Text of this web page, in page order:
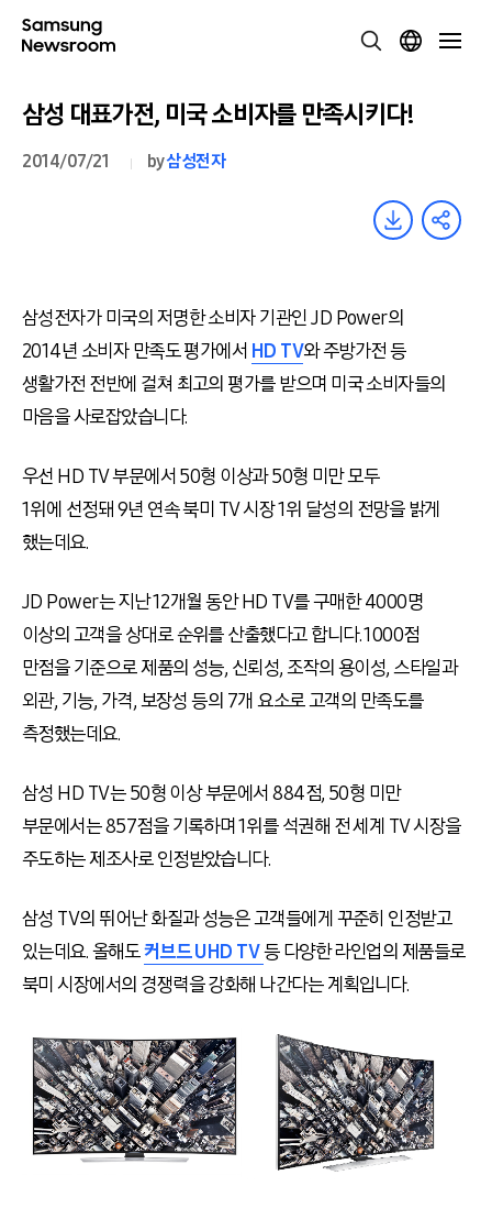
삼성 대표가전, 미국 소비자를 만족시키다!
2014/07/21 by삼성전자
삼성전자가 미국의 저명한 소비자 기관인 JD Power의
2014년 소비자 만족도 평가에서 HD TV와 주방가전 등
생활가전 전반에 걸쳐 최고의 평가를 받으며 미국 소비자들의
마음을 사로잡았습니다.
우선 HD TV 부문에서 50형 이상과 50형 미만 모두
1위에 선정돼 9년 연속 북미 TV 시장 1위 달성의 전망을 밝게
했는데요.
JD Power는 지난 12개월 동안 HD TV를 구매한 4000명
이상의 고객을 상대로 순위를 산출했다고 합니다. 1000점
만점을 기준으로 제품의 성능, 신뢰성, 조작의 용이성, 스타일과
외관, 기능, 가격, 보장성 등의 7개 요소로 고객의 만족도를
측정했는데요.
삼성 HD TV는 50형 이상 부문에서 884점, 50형 미만
부문에서는 857점을 기록하며 1위를 석권해 전 세계 TV 시장을
주도하는 제조사로 인정받았습니다.
삼성 TV의 뛰어난 화질과 성능은 고객들에게 꾸준히 인정받고
있는데요. 올해도커브드 UHD TV등 다양한 라인업의 제품들로
북미 시장에서의 경쟁력을 강화해 나간다는 계획입니다.